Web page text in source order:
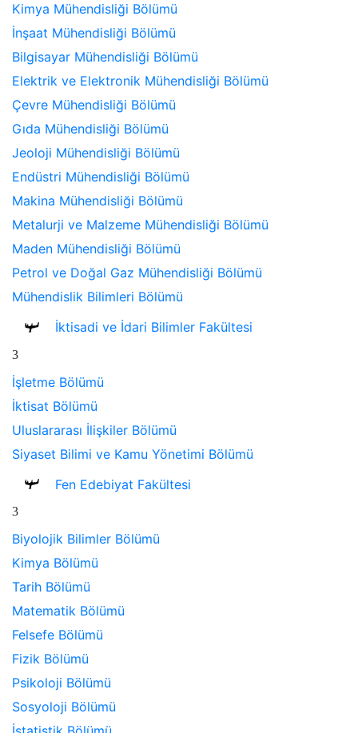
Kimya Mühendisliği Bölümü
İnşaat Mühendisliği Bölümü
Bilgisayar Mühendisliği Bölümü
Elektrik ve Elektronik Mühendisliği Bölümü
Çevre Mühendisliği Bölümü
Gıda Mühendisliği Bölümü
Jeoloji Mühendisliği Bölümü
Endüstri Mühendisliği Bölümü
Makina Mühendisliği Bölümü
Metalurji ve Malzeme Mühendisliği Bölümü
Maden Mühendisliği Bölümü
Petrol ve Doğal Gaz Mühendisliği Bölümü
Mühendislik Bilimleri Bölümü
İktisadi ve İdari Bilimler Fakültesi
İşletme Bölümü
İktisat Bölümü
Uluslararası İlişkiler Bölümü
Siyaset Bilimi ve Kamu Yönetimi Bölümü
Fen Edebiyat Fakültesi
Biyolojik Bilimler Bölümü
Kimya Bölümü
Tarih Bölümü
Matematik Bölümü
Felsefe Bölümü
Fizik Bölümü
Psikoloji Bölümü
Sosyoloji Bölümü